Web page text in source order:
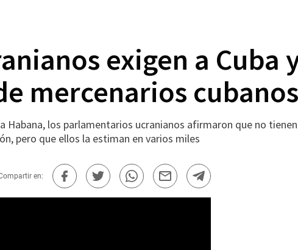
exigen a Cuba
mercenarios cubanos
Habana, los parlamentarios ucranianos afirmaron que no
pero que ellos la estiman en varios miles
en: